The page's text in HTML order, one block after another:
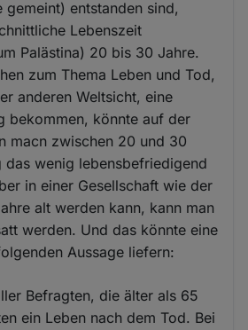
gemeint) entstanden sind,
Lebenszeit
Palästina) 20 bis 30 Jahre.
zum Thema Leben und Tod,
anderen Weltsicht, eine
bekommen, könnte auf der
macn zwischen 20 und 30
das wenig lebensbefriedigend
in einer Gesellschaft wie der
alt werden kann, kann man
werden. Und das könnte eine
Aussage liefern:
Befragten, die älter als 65
ein Leben nach dem Tod. Bei